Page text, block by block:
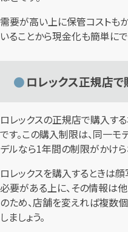
需要が高い上に保管コストも
いることから現金化も簡単にで
ロレックス正規店
ロレックスの正規店で購入す
です。この購入制限は、同一
デルなら1年間の制限がかけら
ロレックスを購入するときは
必要がある上に、その情報は
のため、店舗を変えれば複数
しましょう。